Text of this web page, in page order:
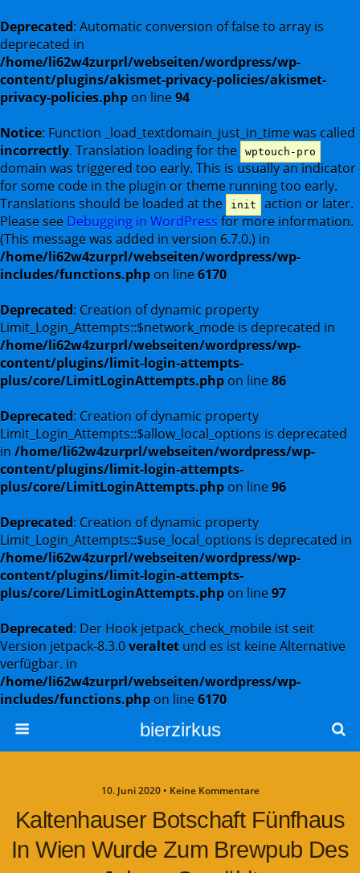
Deprecated: Automatic conversion of false to array is
deprecated in
/home/li62w4zurprl/webseiten/wordpress/wp-
content/plugins/akismet-privacy-policies/akismet-
privacy-policies.php on line94
Notice: Function _load_textdomain_just_in_time was called
incorrectly. Translation loading for the wptouch-pro
domain was triggered too early. This is usually an indicator
for some code in the plugin or theme running too early.
Translations should be loaded at the
init
action or later.
Please see Debugging in WordPress for more information.
(This message was added in version 6.7.0.) in
/home/li62w4zurprl/webseiten/wordpress/wp-
includes/functions.php on line6170
Deprecated: Creation of dynamic property
Limit_Login_Attempts::$network_mode is deprecated in
/home/li62w4zurprl/webseiten/wordpress/wp-
content/plugins/limit-login-attempts-
plus/core/LimitLoginAttempts.php on line86
Deprecated: Creation of dynamic property
Limit_Login_Attempts::$allow_local_options is deprecated
in /home/li62w4zurprl/webseiten/wordpress/wp-
content/plugins/limit-login-attempts-
plus/core/LimitLoginAttempts.php on line96
Deprecated: Creation of dynamic property
Limit_Login_Attempts::$use_local_options is deprecated in
/home/li62w4zurprl/webseiten/wordpress/wp-
content/plugins/limit-login-attempts-
plus/core/LimitLoginAttempts.php on line97
Deprecated: Der Hook jetpack_check_mobile ist seit
Version jetpack-8.3.0veraltet und es ist keine Alternative
verfügbar. in
/home/li62w4zurprl/webseiten/wordpress/wp-
includes/functions.php on line6170
bierzirkus
10. Juni 2020 • Keine Kommentare
Kaltenhauser Botschaft Fünfhaus
In Wien Wurde Zum Brewpub Des